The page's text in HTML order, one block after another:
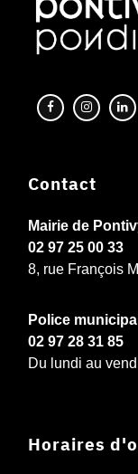
Contact
Mairie de
02 97 25 00 33
8, rue François
Police
02 97 28 31 85
Du lundi au
Horaires